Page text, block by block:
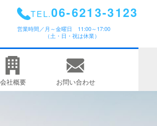
TEL.06-6213-3123
営業時間／ 月～金曜日 11:00～17:00
（土・日・祝は休業）
会社概要 お問い合わせ